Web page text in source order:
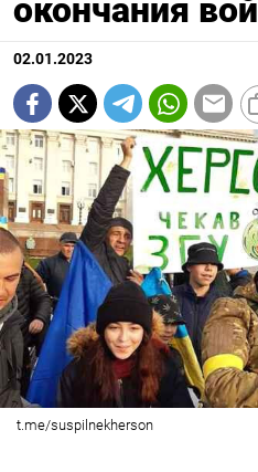
окончания
02.01.2023
t.me/suspilnekherson